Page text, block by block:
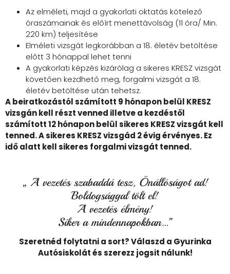
Az elméleti, majd a gyakorlati oktatás kötelező
óraszámainak és előírt menettávolság (11 óra/ Min.
220 km) teljesítése
Elméleti vizsgát legkorábban a 18. életév betöltése
előtt 3 hónappal lehet tenni
A gyakorlati képzés kizárólag a sikeres KRESZ vizsgát
követően kezdhető meg, forgalmi vizsgát a 18.
életév betöltése után tehetsz.
A beiratkozástól számított 9 hónapon belül KRESZ
vizsgán kell részt venned illetve a kezdéstől
számított 12 hónapon belül sikeres KRESZ vizsgát kell
tenned. A sikeres KRESZ vizsgád 2 évig érvényes. Ez
idő alatt kell sikeres forgalmi vizsgát tenned.
„ A vezetés szabaddá tesz, Önállóságot ad!
Boldogsággal tölt el!
A vezetés élmény!
Siker a mindennapokban…”
Szeretnéd folytatni a sort? Válaszd a Gyurinka
Autósiskolát és szerezz jogsit nálunk!